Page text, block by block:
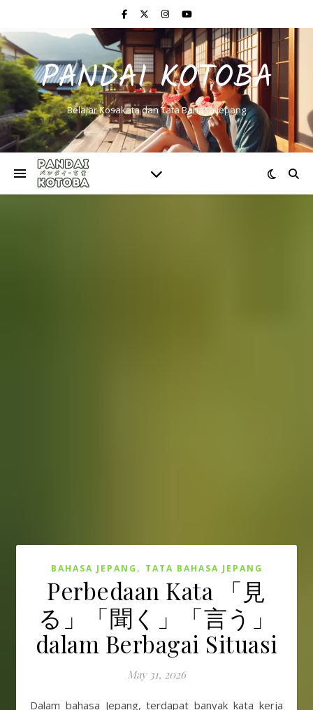
PANDAI KOTOBA
Belajar Kosakata dan Tata Bahasa Jepang
BAHASA JEPANG , TATA BAHASA JEPANG
Perbedaan Kata 「見
る」「聞く」「言う」
dalam Berbagai Situasi
May 31, 2026
Dalam bahasa Jepang, terdapat banyak kata kerja